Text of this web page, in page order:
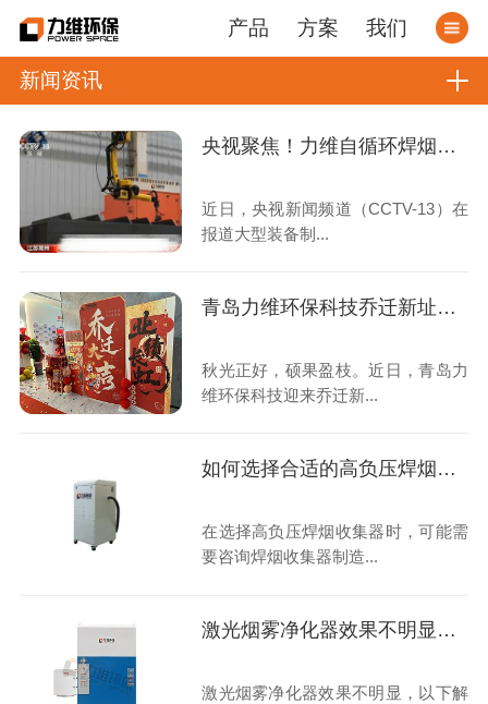
产品 方案 我们
新闻资讯
央视聚焦！力维自循环焊烟净化器助力变压器巨头打造绿色智造新标杆
近日，央视新闻频道（CCTV-13）在
报道大型装备制...
青岛力维环保科技乔迁新址：启航绿色发展新征程
秋光正好，硕果盈枝。近日，青岛力
维环保科技迎来乔迁新...
如何选择合适的高负压焊烟收集器？
在选择高负压焊烟收集器时，可能需
要咨询焊烟收集器制造...
激光烟雾净化器效果不明显，如何解决呢？
激光烟雾净化器效果不明显，以下解